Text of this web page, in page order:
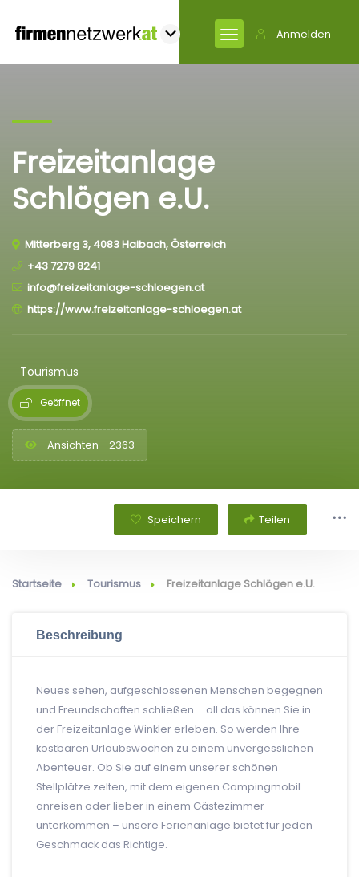
Anmelden
Freizeitanlage
Schlögen e.U.
Mitterberg 3, 4083 Haibach, Österreich
+43 7279 8241
info@freizeitanlage-schloegen.at
https://www.freizeitanlage-schloegen.at
Tourismus
Geöffnet
Ansichten - 2363
Speichern Teilen
Startseite Tourismus Freizeitanlage Schlögen e.U.
Beschreibung
Neues sehen, aufgeschlossenen Menschen begegnen
und Freundschaften schließen … all das können Sie in
der Freizeitanlage Winkler erleben. So werden Ihre
kostbaren Urlaubswochen zu einem unvergesslichen
Abenteuer. Ob Sie auf einem unserer schönen
Stellplätze zelten, mit dem eigenen Campingmobil
anreisen oder lieber in einem Gästezimmer
unterkommen – unsere Ferienanlage bietet für jeden
Geschmack das Richtige.